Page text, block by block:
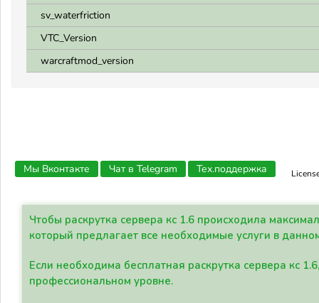
sv_waterfriction
VTC_Version
warcraftmod_version
Мы Вконтакте Чат в Telegram Тех.поддержка
Чтобы раскрутка сервера кс 1.6 происходила
который предлагает все необходимые услуги в
Если необходима бесплатная раскрутка сервера кс
профессиональном уровне.